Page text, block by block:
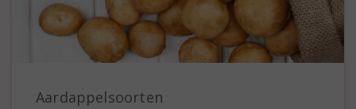
Aardappelsoorten